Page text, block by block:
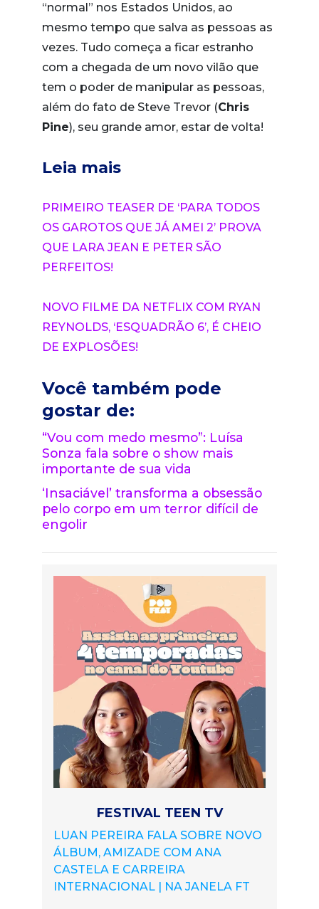
“normal” nos Estados Unidos, ao
mesmo tempo que salva as pessoas as
vezes. Tudo começa a ficar estranho
com a chegada de um novo vilão que
tem o poder de manipular as pessoas,
além do fato de Steve Trevor (Chris
Pine), seu grande amor, estar de volta!
Leia mais
PRIMEIRO TEASER DE ‘PARA TODOS
OS GAROTOS QUE JÁ AMEI 2’ PROVA
QUE LARA JEAN E PETER SÃO
PERFEITOS!
NOVO FILME DA NETFLIX COM RYAN
REYNOLDS, ‘ESQUADRÃO 6’, É CHEIO
DE EXPLOSÕES!
Você também pode
gostar de:
“Vou com medo mesmo”: Luísa
Sonza fala sobre o show mais
importante de sua vida
‘Insaciável’ transforma a obsessão
pelo corpo em um terror difícil de
engolir
FESTIVAL TEEN TV
LUAN PEREIRA FALA SOBRE NOVO
ÁLBUM, AMIZADE COM ANA
CASTELA E CARREIRA
INTERNACIONAL | NA JANELA FT